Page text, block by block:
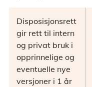
Disposisjonsrett
gir rett til intern
og privat bruk i
opprinnelige og
eventuelle nye
versjoner i 1 år